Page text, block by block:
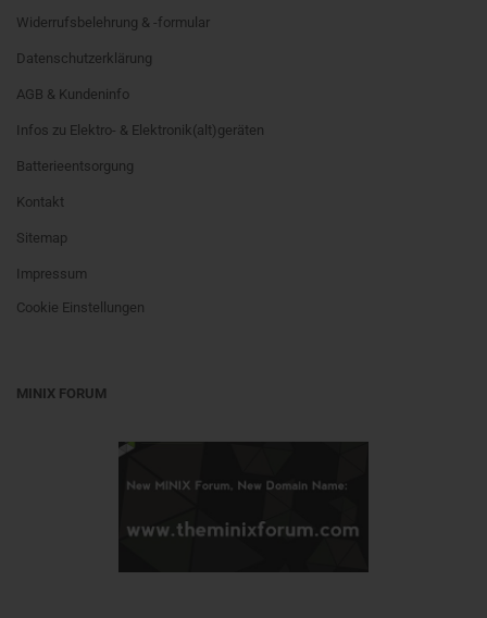
Widerrufsbelehrung & -formular
Datenschutzerklärung
AGB & Kundeninfo
Infos zu Elektro- & Elektronik(alt)geräten
Batterieentsorgung
Kontakt
Sitemap
Impressum
Cookie Einstellungen
MINIX FORUM